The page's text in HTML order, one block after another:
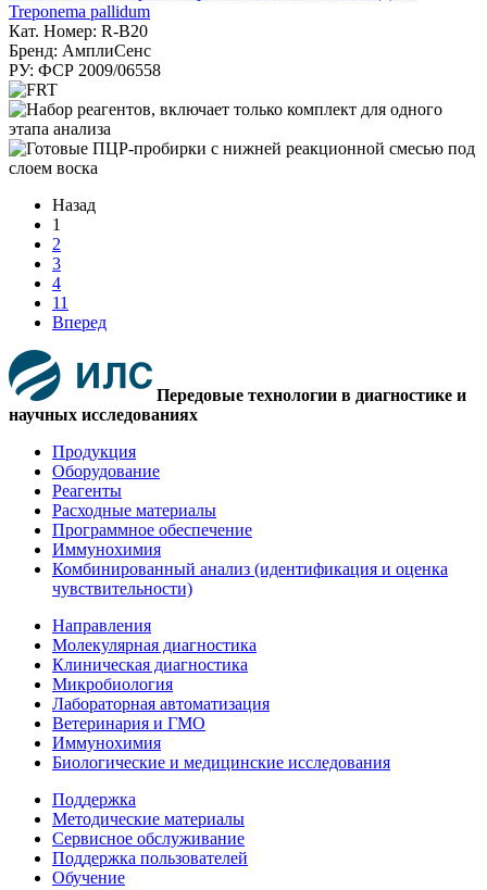
Treponema pallidum
Кат. Номер: R-B20
Бренд: АмплиСенс
РУ: ФСР 2009/06558
Назад
1
2
3
4
11
Вперед
Передовые технологии в диагностике и
научных исследованиях
Продукция
Оборудование
Реагенты
Расходные материалы
Программное обеспечение
Иммунохимия
Комбинированный анализ (идентификация и оценка
чувствительности)
Направления
Молекулярная диагностика
Клиническая диагностика
Микробиология
Лабораторная автоматизация
Ветеринария и ГМО
Иммунохимия
Биологические и медицинские исследования
Поддержка
Методические материалы
Сервисное обслуживание
Поддержка пользователей
Обучение